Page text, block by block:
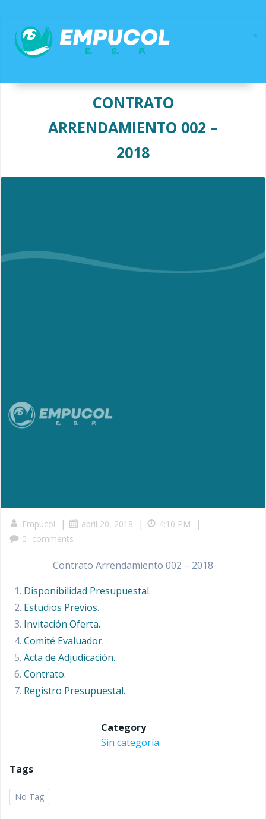
contenido
CONTRATO
ARRENDAMIENTO 002 –
2018
Empucol | abril 20, 2018 | 4:10 PM |
0 comments
Contrato Arrendamiento 002 – 2018
Disponibilidad Presupuestal.
Estudios Previos.
Invitación Oferta.
Comité Evaluador.
Acta de Adjudicación.
Contrato.
Registro Presupuestal.
Category
Sin categoría
Tags
No Tag